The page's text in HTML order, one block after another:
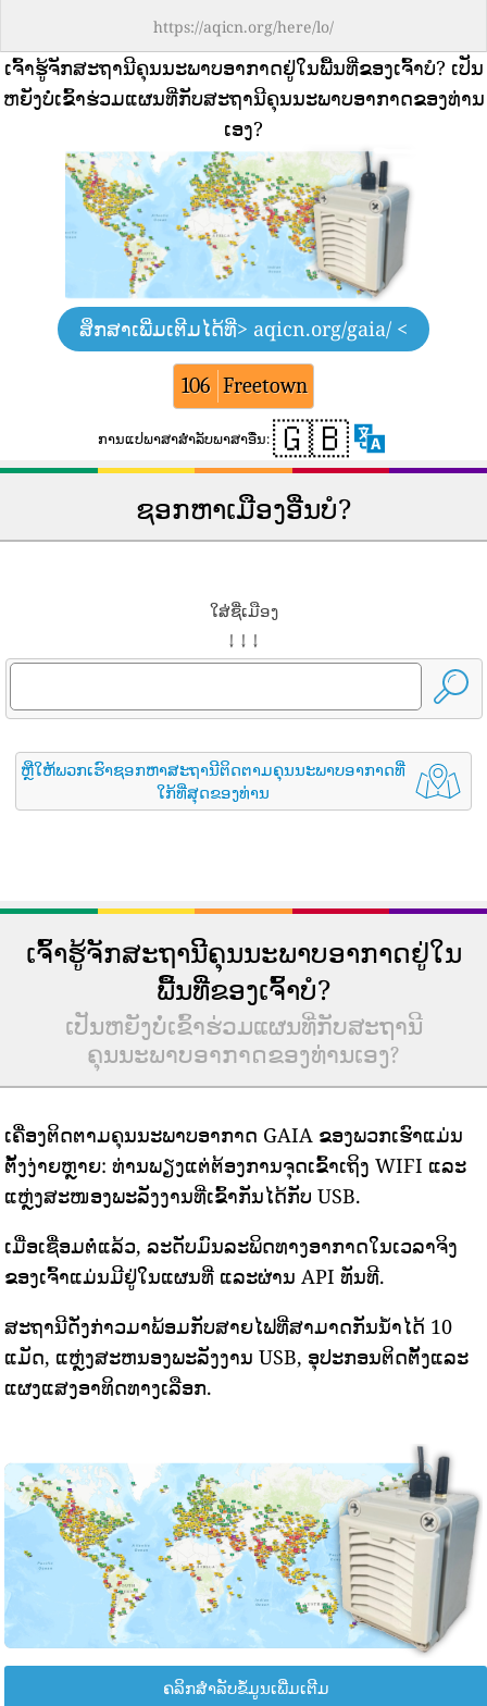
https://aqicn.org/here/lo/
ເຈົ້າຮູ້ຈັກສະຖານີຄຸນນະພາບອາກາດຢູ່ໃນພື້ນທີ່ຂອງເຈົ້າບໍ? ເປັນ
ຫຍັງບໍ່ເຂົ້າຮ່ວມແຜນທີ່ກັບສະຖານີຄຸນນະພາບອາກາດຂອງທ່ານ
ເອງ?
ສຶກສາເພີ່ມເຕີມໄດ້ທີ່> aqicn.org/gaia/ <
106 Freetown
ການ​ແປ​ພາ​ສາ​ສໍາ​ລັບ​ພາ​ສາ​ອື່ນ​: 🇬🇧
ຊອກຫາເມືອງອື່ນບໍ?
ໃສ່ຊື່ເມືອງ
↓ ↓ ↓
ຫຼືໃຫ້ພວກເຮົາຊອກຫາສະຖານີຕິດຕາມຄຸນນະພາບອາກາດທີ່
ໃກ້ທີ່ສຸດຂອງທ່ານ
ເຈົ້າຮູ້ຈັກສະຖານີຄຸນນະພາບອາກາດຢູ່ໃນ
ພື້ນທີ່ຂອງເຈົ້າບໍ?
ເປັນຫຍັງບໍ່ເຂົ້າຮ່ວມແຜນທີ່ກັບສະຖານີ
ຄຸນນະພາບອາກາດຂອງທ່ານເອງ?
ເຄື່ອງຕິດຕາມຄຸນນະພາບອາກາດ GAIA ຂອງພວກເຮົາແມ່ນ
ຕັ້ງງ່າຍຫຼາຍ: ທ່ານພຽງແຕ່ຕ້ອງການຈຸດເຂົ້າເຖິງ WIFI ແລະ
ແຫຼ່ງສະໜອງພະລັງງານທີ່ເຂົ້າກັນໄດ້ກັບ USB.
ເມື່ອເຊື່ອມຕໍ່ແລ້ວ, ລະດັບມົນລະພິດທາງອາກາດໃນເວລາຈິງ
ຂອງເຈົ້າແມ່ນມີຢູ່ໃນແຜນທີ່ ແລະຜ່ານ API ທັນທີ.
ສະຖານີດັ່ງກ່າວມາພ້ອມກັບສາຍໄຟທີ່ສາມາດກັນນ້ໍາໄດ້ 10
ແມັດ, ແຫຼ່ງສະຫນອງພະລັງງານ USB, ອຸປະກອນຕິດຕັ້ງແລະ
ແຜງແສງອາທິດທາງເລືອກ.
ຄລິກສຳລັບຂໍ້ມູນເພີ່ມເຕີມ